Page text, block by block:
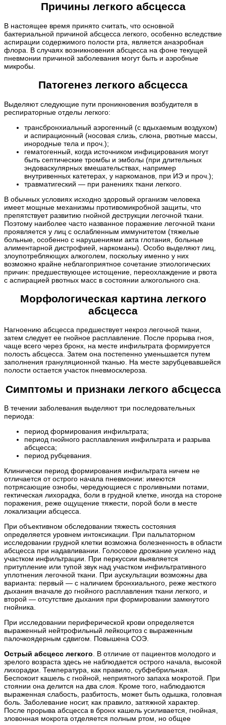
Причины легкого абсцесса
В настоящее время принято считать, что основной
бактериальной причиной абсцесса легкого, особенно вследствие
аспирации содержимого полости рта, является анаэробная
флора. В случаях возникновения абсцесса на фоне текущей
пневмонии причиной заболевания могут быть и аэробные
микробы.
Патогенез легкого абсцесса
Выделяют следующие пути проникновения возбудителя в
респираторные отделы легкого:
трансбронхиальный аэрогенный (с вдыхаемым воздухом)
и аспирационный (носовая слизь, слюна, рвотные массы,
инородные тела и проч.);
гематогенный, когда источником инфицирования могут
быть септические тромбы и эмболы (при длительных
эндоваскулярных вмешательствах, например
внутривенных катетерах, у наркоманов, при ИЭ и проч.);
травматигеский — при ранениях ткани легкого.
В обычных условиях исходно здоровый организм человека
имеет мощные механизмы противомикробной защиты, что
препятствует развитию гнойной деструкции легочной ткани.
Поэтому наиболее часто названное поражение легочной ткани
проявляется у лиц с ослабленным иммунитетом (тяжелые
больные, особенно с нарушениями акта глотания, больные
алиментарной дистрофией, наркоманы). Особо выделяют лиц,
злоупотребляющих алкоголем, поскольку именно у них
возможно крайне неблагоприятное сочетание этиологических
причин: предшествующее истощение, переохлаждение и рвота
с аспирацией рвотных масс в состоянии алкогольного сна.
Морфологическая картина легкого
абсцесса
Нагноению абсцесса предшествует некроз легочной ткани,
затем следует ее гнойное расплавление. После прорыва гноя,
чаще всего через бронх, на месте инфильтрата формируется
полость абсцесса. Затем она постепенно уменьшается путем
заполнения грануляционной тканью. На месте зарубцевавшейся
полости остается участок пневмосклероза.
Симптомы и признаки легкого абсцесса
В течении заболевания выделяют три последовательных
периода:
период формирования инфильтрата;
период гнойного расплавления инфильтрата и разрыва
абсцесса;
период рубцевания.
Клинически период формирования инфильтрата ничем не
отличается от острого начала пневмонии: имеются
потрясающие ознобы, чередующиеся с проливными потами,
гектическая лихорадка, боли в грудной клетке, иногда на стороне
поражения, реже ощущение тяжести, порой боли в месте
локализации абсцесса.
При объективном обследовании тяжесть состояния
определяется уровнем интоксикации. При пальпаторном
исследовании грудной клетки возможна болезненность в области
абсцесса при надавливании. Голосовое дрожание усилено над
участком инфильтрации. При перкуссии выявляется
притупление или тупой звук над участком инфильтративного
уплотнения легочной ткани. При аускультации возможны два
варианта: первый — с наличием бронхиального, реже жесткого
дыхания вначале до гнойного расплавления ткани легкого, и
второй — отсутствие дыхания при формировании замкнутого
гнойника.
При исследовании периферической крови определяется
выраженный нейтрофильный лейкоцитоз с выраженным
палочкоядерным сдвигом. Повышена СОЭ.
Острый абсцесс легкого . В отличие от пациентов молодого и
зрелого возраста здесь не наблюдается острого начала, высокой
лихорадки. Температура, как правило, субфебрильная.
Беспокоит кашель с гнойной, неприятного запаха мокротой. При
стоянии она делится на два слоя. Кроме того, наблюдаются
выраженная слабость, разбитость, может быть одышка, головная
боль. Заболевание носит, как правило, затяжной характер.
После прорыва абсцесса в бронх кашель усиливается, гнойная,
зловонная мокрота отделяется полным ртом, но общее